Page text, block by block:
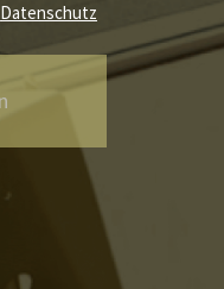
Datenschutz